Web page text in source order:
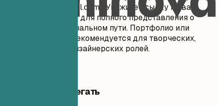
имя.фамилия@gmail.com). Укажите ссылку на ваш
профиль в LinkedIn для полного представления о
вашем профессиональном пути. Портфолио или
личный веб-сайт рекомендуется для творческих,
технических или дизайнерских ролей.
Чего лучше избегать